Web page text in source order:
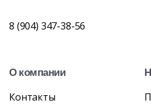
8 (904) 347-38-56
Окомпании
Контакты